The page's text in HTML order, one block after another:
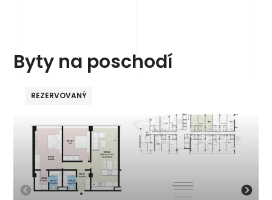
Byty na poschodí
REZERVOVANÝ